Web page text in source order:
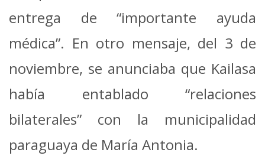
entrega de “importante ayuda
médica”. En otro mensaje, del 3 de
noviembre, se anunciaba que Kailasa
había entablado “relaciones
bilaterales” con la municipalidad
paraguaya de María Antonia.